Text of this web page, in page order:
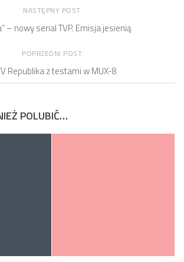
NASTĘPNY POST
– nowy serial TVP. Emisja jesienią
POPRZEDNI POST
Republika z testami w MUX-8
POLUBIĆ…